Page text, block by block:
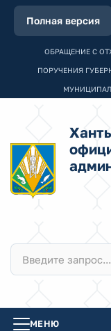
Полная версия
ОБРАЩЕНИЕ С
ПОРУЧЕНИЯ
МЕНЮ